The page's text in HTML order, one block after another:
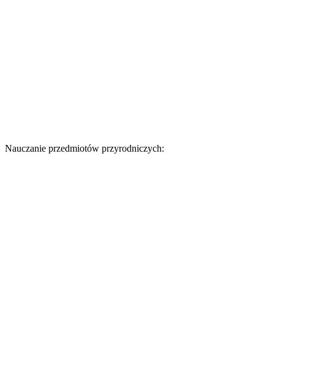
Nauczanie przedmiotów przyrodniczych: